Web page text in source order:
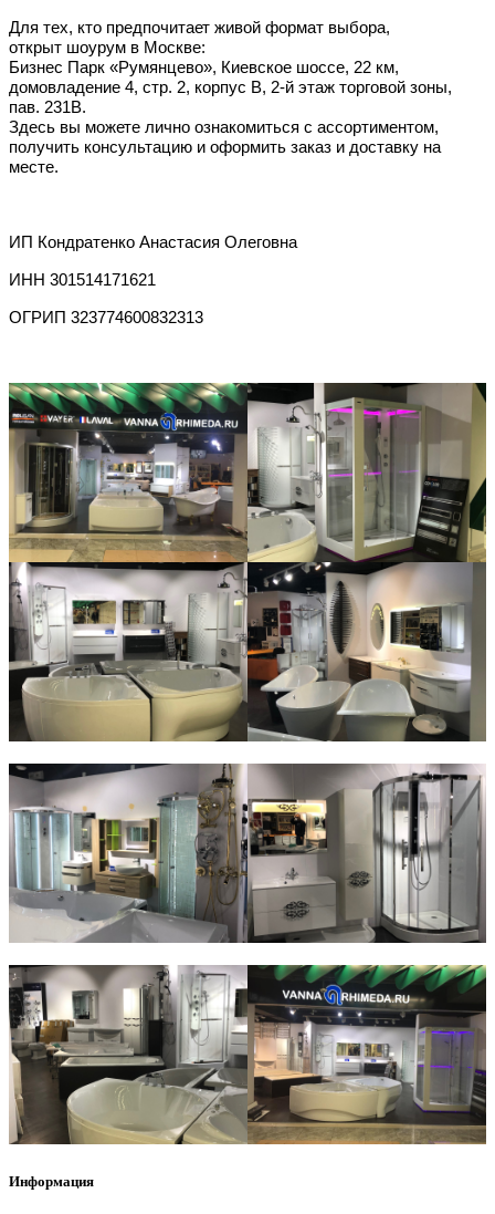
Для тех, кто предпочитает живой формат выбора,
открыт шоурум в Москве:
Бизнес Парк «Румянцево», Киевское шоссе, 22 км,
домовладение 4, стр. 2, корпус В, 2-й этаж торговой зоны,
пав. 231В.
Здесь вы можете лично ознакомиться с ассортиментом,
получить консультацию и оформить заказ и доставку на
месте.
ИП Кондратенко Анастасия Олеговна
ИНН 301514171621
ОГРИП 323774600832313
Информация